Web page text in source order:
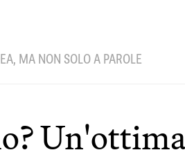
MA NON SOLO A PAROLE